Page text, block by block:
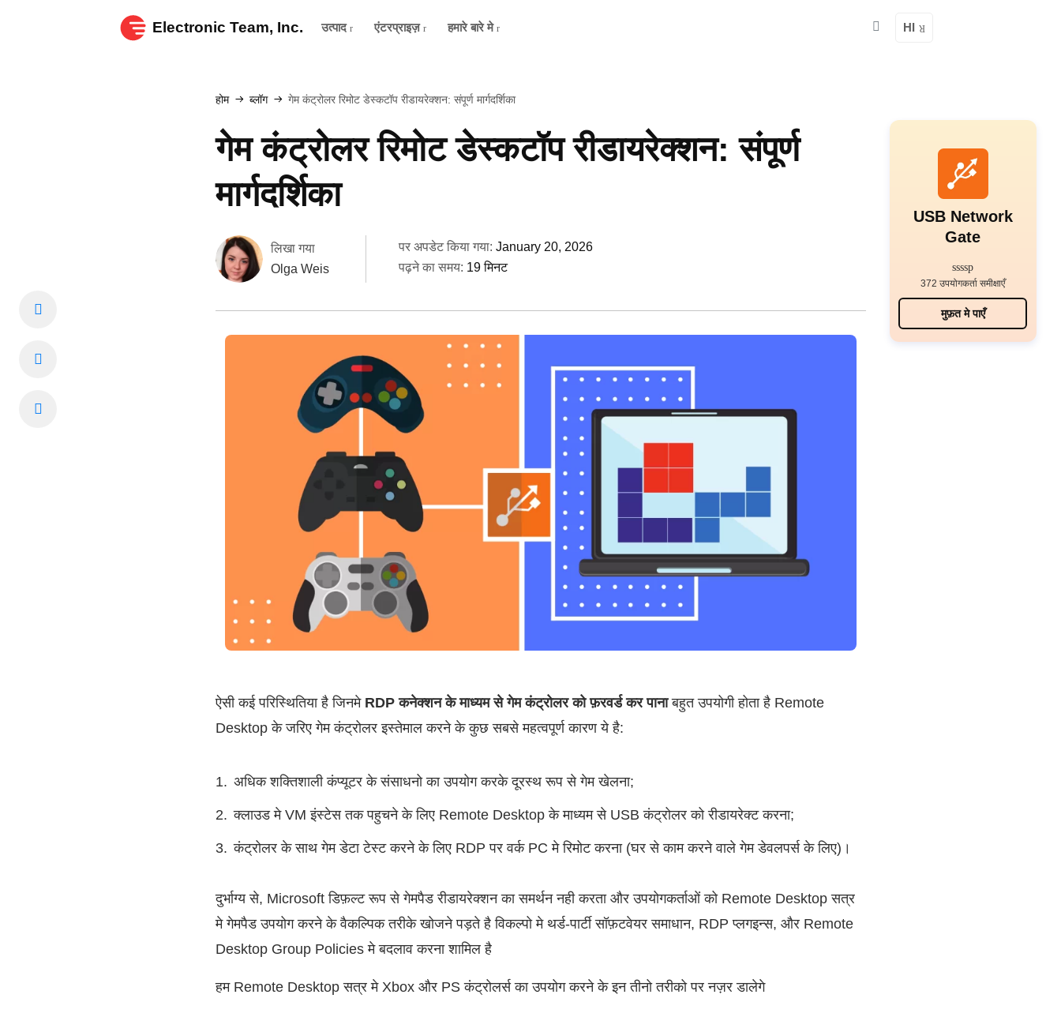
Electronic Team, Inc. उत्पाद एंटरप्राइज़ हमारे बारे मे HI
होम ब्लॉग गेम कंट्रोलर रिमोट डेस्कटॉप रीडायरेक्शन: संपूर्ण मार्गदर्शिका
गेम कंट्रोलर रिमोट डेस्कटॉप रीडायरेक्शन: संपूर्ण
मार्गदर्शिका
लिखा गया
Olga Weis
पर अपडेट किया गया: January 20, 2026
पढ़ने का समय: 19 मिनट
ऐसी कई परिस्थितिया है जिनमे RDP कनेक्शन के माध्यम से गेम कंट्रोलर को फ़रवर्ड कर पानाबहुत उपयोगी होता है Remote
Desktop के जरिए गेम कंट्रोलर इस्तेमाल करने के कुछ सबसे महत्वपूर्ण कारण ये है:
अधिक शक्तिशाली कंप्यूटर के संसाधनो का उपयोग करके दूरस्थ रूप से गेम खेलना;
क्लाउड मे VM इंस्टेस तक पहुचने के लिए Remote Desktop के माध्यम से USB कंट्रोलर को रीडायरेक्ट करना;
कंट्रोलर के साथ गेम डेटा टेस्ट करने के लिए RDP पर वर्क PC मे रिमोट करना (घर से काम करने वाले गेम डेवलपर्स के लिए)।
दुर्भाग्य से, Microsoft डिफ़ल्ट रूप से गेमपैड रीडायरेक्शन का समर्थन नही करता और उपयोगकर्ताओं को Remote Desktop सत्र
मे गेमपैड उपयोग करने के वैकल्पिक तरीके खोजने पड़ते है विकल्पो मे थर्ड-पार्टी सॉफ़टवेयर समाधान, RDP प्लगइन्स, और Remote
Desktop Group Policies मे बदलाव करना शामिल है
हम Remote Desktop सत्र मे Xbox और PS कंट्रोलर्स का उपयोग करने के इन तीनो तरीको पर नज़र डालेगे
USB Network
Gate
372 उपयोगकर्ता समीक्षाएँ
मुफ़त मे पाएँ